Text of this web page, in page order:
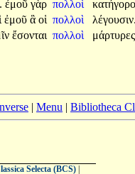
ἐμοῦ γὰρ πολλοὶ
ἐμοῦ ἃ οἱ πολλοὶ
ἔσονται πολλοὶ
| Menu | Bibliotheca
Selecta (BCS)|